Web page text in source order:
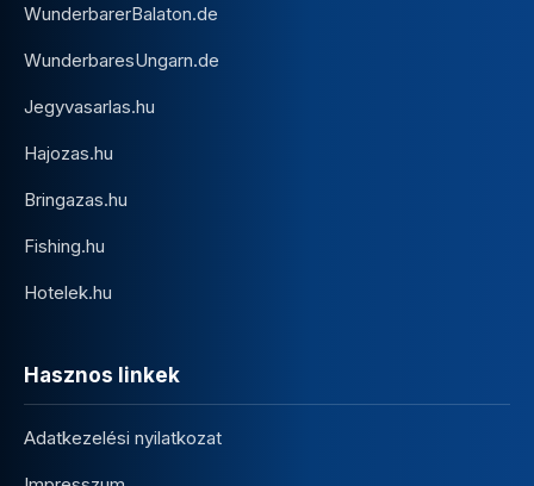
WunderbarerBalaton.de
WunderbaresUngarn.de
Jegyvasarlas.hu
Hajozas.hu
Bringazas.hu
Fishing.hu
Hotelek.hu
Hasznos linkek
Adatkezelési nyilatkozat